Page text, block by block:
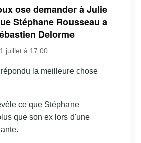
ose demander à Julie
Stéphane Rousseau a
Delorme
juillet à 17:00
la meilleure chose
ce que Stéphane
que son ex lors d'une